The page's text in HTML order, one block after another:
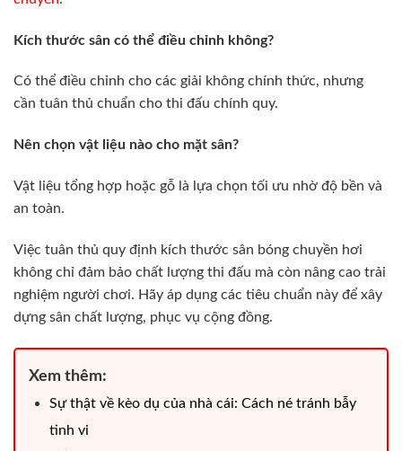
Kích thước sân có thể điều chỉnh không?
Có thể điều chỉnh cho các giải không chính thức, nhưng
cần tuân thủ chuẩn cho thi đấu chính quy.
Nên chọn vật liệu nào cho mặt sân?
Vật liệu tổng hợp hoặc gỗ là lựa chọn tối ưu nhờ độ bền và
an toàn.
Việc tuân thủ quy định kích thước sân bóng chuyền hơi
không chỉ đảm bảo chất lượng thi đấu mà còn nâng cao trải
nghiệm người chơi. Hãy áp dụng các tiêu chuẩn này để xây
dựng sân chất lượng, phục vụ cộng đồng.
Xem thêm:
Sự thật về kèo dụ của nhà cái: Cách né tránh bẫy
tinh vi